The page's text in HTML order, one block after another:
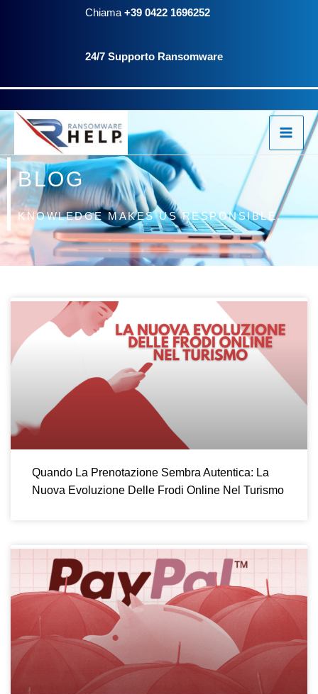
Chiama +39 0422 1696252
24/7 Supporto Ransomware
BLOG
KNOWLEDGE MAKES US RESPONSIBLE.
Quando La Prenotazione Sembra Autentica: La
Nuova Evoluzione Delle Frodi Online Nel Turismo